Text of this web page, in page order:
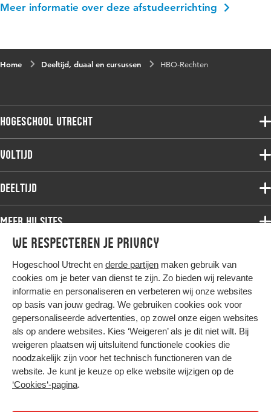
We respecteren je privacy
Hogeschool Utrecht en derde partijen maken gebruik van
cookies om je beter van dienst te zijn. Zo bieden wij relevante
informatie en personaliseren en verbeteren wij onze websites
op basis van jouw gedrag. We gebruiken cookies ook voor
gepersonaliseerde advertenties, op zowel onze eigen websites
als op andere websites. Kies ‘Weigeren’ als je dit niet wilt. Bij
weigeren plaatsen wij uitsluitend functionele cookies die
noodzakelijk zijn voor het technisch functioneren van de
website. Je kunt je keuze op elke website wijzigen op de
‘Cookies‘-pagina.
Meer informatie over deze afstudeerrichting
Home Deeltijd, duaal en cursussen HBO-Rechten
Hogeschool Utrecht
Voltijdopleidingen
Deeltijdopleidingen
Onderzoek
Werken bij de HU
Contact
Voltijd
Associate degree
Bachelor
Master
Studiekeuze voltijd
Deeltijd
Associate degree
Bachelor
Master
Post-master
Studiekeuze deeltijd
Meer HU sites
HU International
HU Bibliotheek
HU Ontwikkelt
Duurzame HU
Intranet
Trajectum
Hier komt alles samen
Colofon
Privacy
Cookies